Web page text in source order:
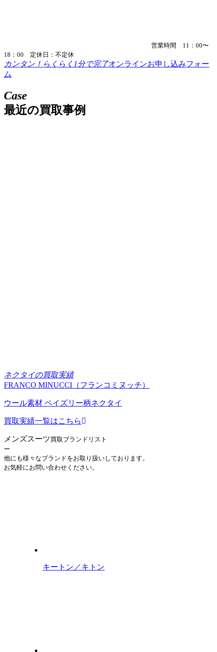
営業時間 11：00〜
18：00 定休日：不定休
カンタン！らくらく1分で完了オンラインお申し込みフォー
ム
Case
最近の買取事例
ネクタイの買取実績
FRANCO MINUCCI（フランコミヌッチ）
ウール素材 ペイズリー柄ネクタイ
買取実績一覧はこちら
メンズスーツ買取ブランドリスト
ー
他にも様々なブランドをお取り扱いしております。
お気軽にお問い合わせください。
キートン／キトン